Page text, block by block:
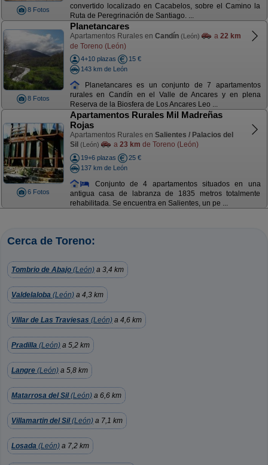
8 Fotos
convertido localizado en Cacabelos, sobre el Camino la
Ruta de Peregrinación de Santiago. ...
8 Fotos
Planetancares
Apartamentos Rurales en Candín (León) a 22 km
de Toreno (León)
4+10 plazas
15 €
143 km de León
Planetancares es un conjunto de 7 apartamentos
rurales en Candín en el Valle de Ancares y en plena
Reserva de la Biosfera de Los Ancares Leo ...
6 Fotos
Apartamentos Rurales Mil Madreñas
Rojas
Apartamentos Rurales en Salientes / Palacios del
Sil (León) a 23 km de Toreno (León)
19+6 plazas
25 €
137 km de León
Conjunto de 4 apartamentos situados en una
antigua casa de labranza de 1835 metros totalmente
rehabilitada. Se encuentra en Salientes, un pe ...
Cerca de Toreno:
Tombrio de Abajo (León) a 3,4 km
Valdelaloba (León) a 4,3 km
Villar de Las Traviesas (León) a 4,6 km
Pradilla (León) a 5,2 km
Langre (León) a 5,8 km
Matarrosa del Sil(León) a 6,6 km
Villamartin del Sil(León) a 7,1 km
Losada (León) a 7,2 km